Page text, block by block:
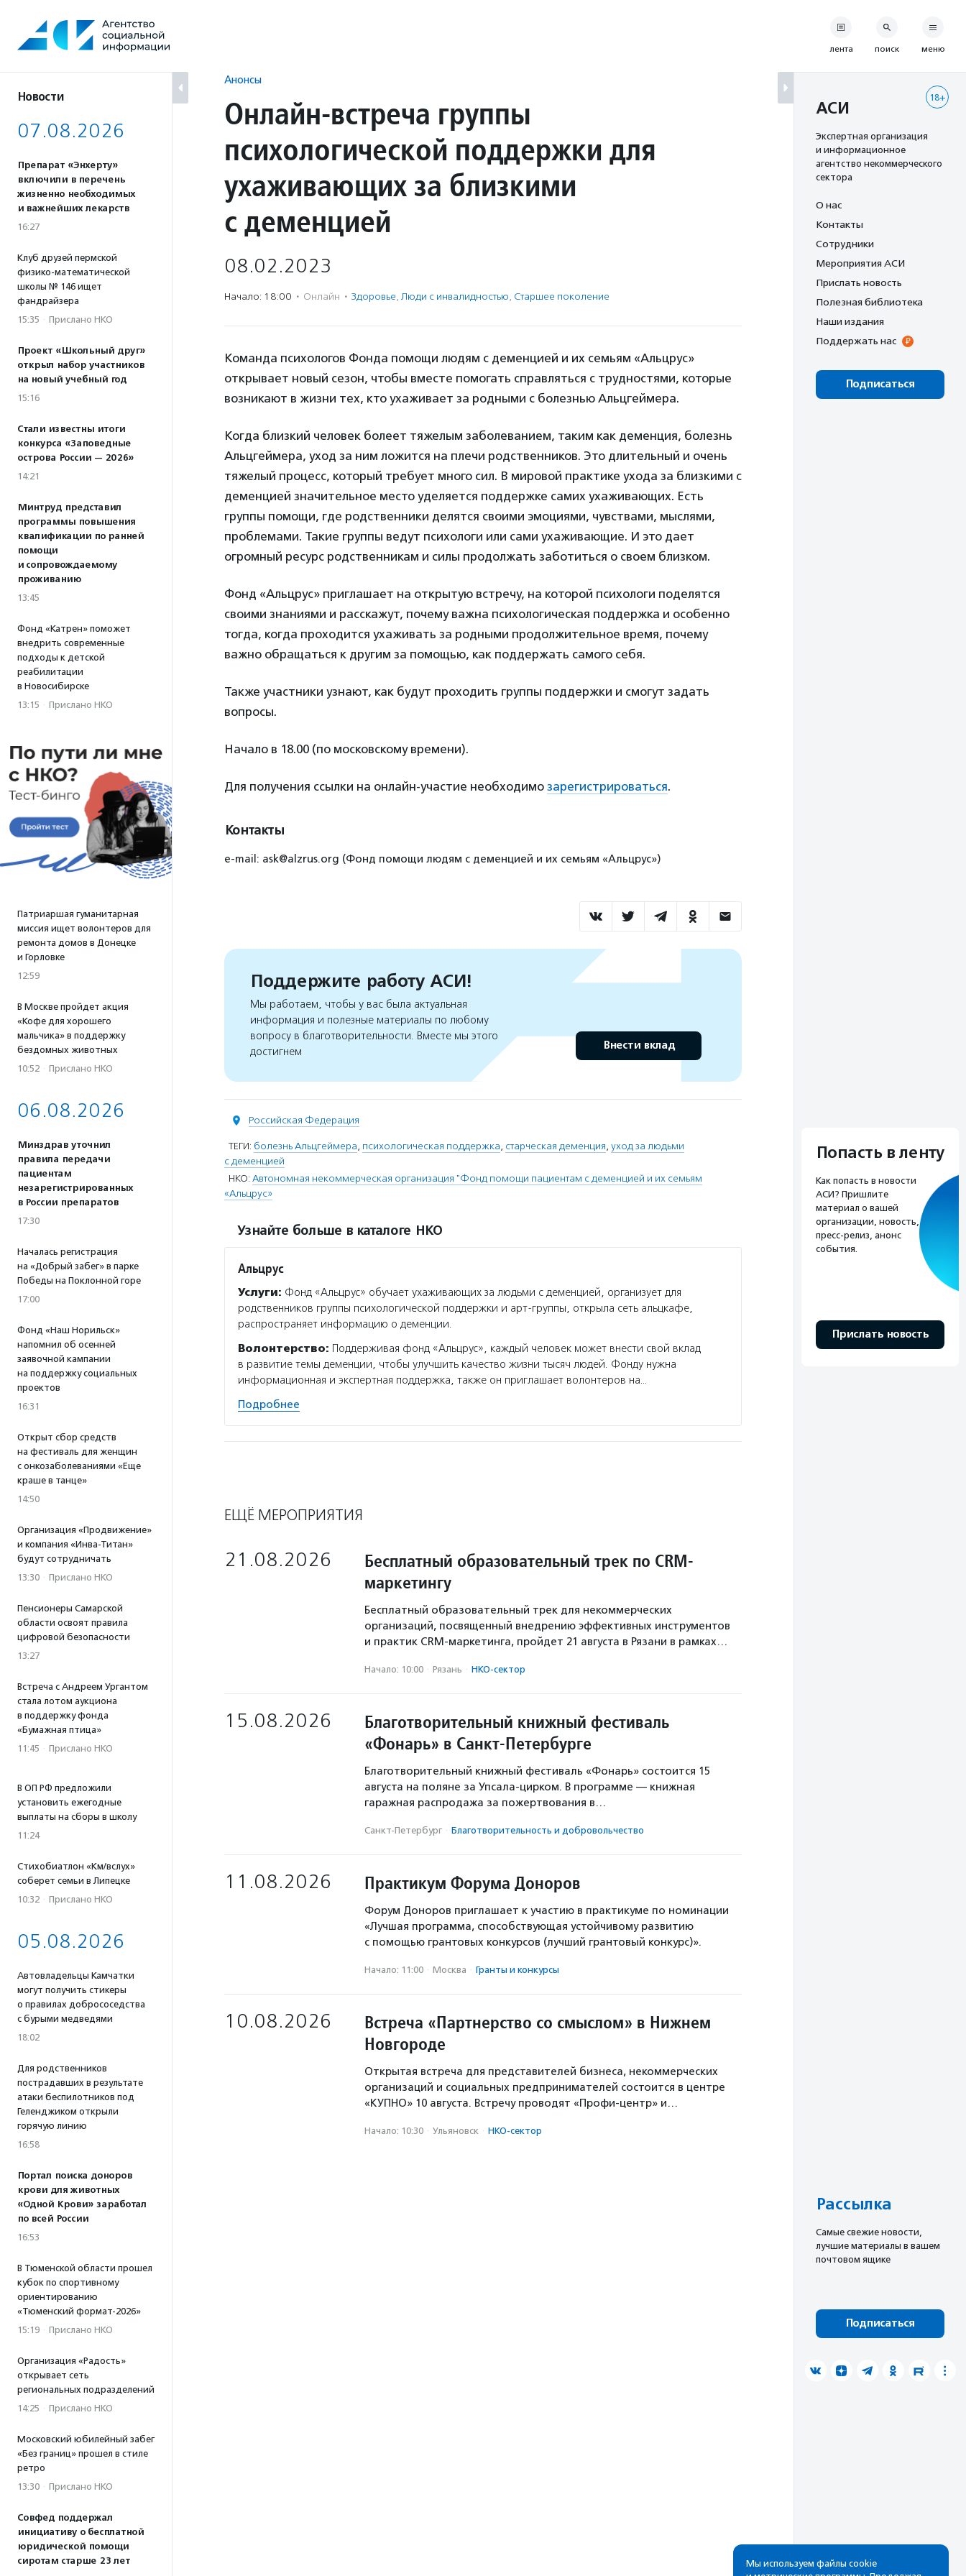
содержанию
Новости
07.08.2026
Препарат «Энхерту»
включили в перечень
жизненно необходимых
и важнейших лекарств
16:27
Клуб друзей пермской
физико-математической
школы № 146 ищет
фандрайзера
15:35 · Прислано НКО
Проект «Школьный друг»
открыл набор участников
на новый учебный год
15:16
Стали известны итоги
конкурса «Заповедные
острова России — 2026»
14:21
Минтруд представил
программы повышения
квалификации по ранней
помощи
и сопровождаемому
проживанию
13:45
Фонд «Катрен» поможет
внедрить современные
подходы к детской
реабилитации
в Новосибирске
13:15 · Прислано НКО
Патриаршая гуманитарная
миссия ищет волонтеров для
ремонта домов в Донецке
и Горловке
12:59
В Москве пройдет акция
«Кофе для хорошего
мальчика» в поддержку
бездомных животных
10:52 · Прислано НКО
06.08.2026
Минздрав уточнил
правила передачи
пациентам
незарегистрированных
в России препаратов
17:30
Началась регистрация
на «Добрый забег» в парке
Победы на Поклонной горе
17:00
Фонд «Наш Норильск»
напомнил об осенней
заявочной кампании
на поддержку социальных
проектов
16:31
Открыт сбор средств
на фестиваль для женщин
с онкозаболеваниями «Еще
краше в танце»
14:50
Организация «Продвижение»
и компания «Инва-Титан»
будут сотрудничать
13:30 · Прислано НКО
Пенсионеры Самарской
области освоят правила
цифровой безопасности
13:27
Встреча с Андреем Ургантом
стала лотом аукциона
в поддержку фонда
«Бумажная птица»
11:45 · Прислано НКО
В ОП РФ предложили
установить ежегодные
выплаты на сборы в школу
11:24
Стихобиатлон «Км/вслух»
соберет семьи в Липецке
10:32 · Прислано НКО
05.08.2026
Автовладельцы Камчатки
могут получить стикеры
о правилах добрососедства
с бурыми медведями
18:02
Для родственников
пострадавших в результате
атаки беспилотников под
Геленджиком открыли
горячую линию
16:58
Портал поиска доноров
крови для животных
«Одной Крови» заработал
по всей России
16:53
В Тюменской области прошел
кубок по спортивному
ориентированию
«Тюменский формат-2026»
15:19 · Прислано НКО
Организация «Радость»
открывает сеть
региональных подразделений
14:25 · Прислано НКО
Московский юбилейный забег
«Без границ» прошел в стиле
ретро
13:30 · Прислано НКО
Совфед поддержал
инициативу о бесплатной
юридической помощи
сиротам старше 23 лет
Анонсы
Онлайн-встреча группы
психологической поддержки для
ухаживающих за близкими
с деменцией
08.02.2023
Начало: 18:00 · Онлайн · Здоровье, Люди с инвалидностью, Старшее поколение
Команда психологов Фонда помощи людям с деменцией и их семьям «Альцрус»
открывает новый сезон, чтобы вместе помогать справляться с трудностями, которые
возникают в жизни тех, кто ухаживает за родными с болезнью Альцгеймера.
Когда близкий человек болеет тяжелым заболеванием, таким как деменция, болезнь
Альцгеймера, уход за ним ложится на плечи родственников. Это длительный и очень
тяжелый процесс, который требует много сил. В мировой практике ухода за близкими с
деменцией значительное место уделяется поддержке самих ухаживающих. Есть
группы помощи, где родственники делятся своими эмоциями, чувствами, мыслями,
проблемами. Такие группы ведут психологи или сами ухаживающие. И это дает
огромный ресурс родственникам и силы продолжать заботиться о своем близком.
Фонд «Альцрус» приглашает на открытую встречу, на которой психологи поделятся
своими знаниями и расскажут, почему важна психологическая поддержка и особенно
тогда, когда проходится ухаживать за родными продолжительное время, почему
важно обращаться к другим за помощью, как поддержать самого себя.
Также участники узнают, как будут проходить группы поддержки и смогут задать
вопросы.
Начало в 18.00 (по московскому времени).
Для получения ссылки на онлайн-участие необходимо зарегистрироваться.
Контакты
e-mail: ask@alzrus.org (Фонд помощи людям с деменцией и их семьям «Альцрус»)
Поддержите работу АСИ!
Мы работаем, чтобы у вас была актуальная
информация и полезные материалы по любому
вопросу в благотворительности. Вместе мы этого
достигнем
Внести вклад
Российская Федерация
ТЕГИ: болезнь Альцгеймера, психологическая поддержка, старческая деменция, уход за людьми
с деменцией
НКО: Автономная некоммерческая организация "Фонд помощи пациентам с деменцией и их семьям
«Альцрус»
Узнайте больше в каталоге НКО
Альцрус
Услуги: Фонд «Альцрус» обучает ухаживающих за людьми с деменцией, организует для
родственников группы психологической поддержки и арт-группы, открыла сеть альцкафе,
распространяет информацию о деменции.
Волонтерство: Поддерживая фонд «Альцрус», каждый человек может внести свой вклад
в развитие темы деменции, чтобы улучшить качество жизни тысяч людей. Фонду нужна
информационная и экспертная поддержка, также он приглашает волонтеров на…
Подробнее
ЕЩЁ МЕРОПРИЯТИЯ
21.08.2026
Бесплатный образовательный трек по CRM-
маркетингу
Бесплатный образовательный трек для некоммерческих
организаций, посвященный внедрению эффективных инструментов
и практик CRM-маркетинга, пройдет 21 августа в Рязани в рамках…
Начало: 10:00 · Рязань · НКО-сектор
15.08.2026
Благотворительный книжный фестиваль
«Фонарь» в Санкт-Петербурге
Благотворительный книжный фестиваль «Фонарь» состоится 15
августа на поляне за Упсала-цирком. В программе — книжная
гаражная распродажа за пожертвования в…
Санкт-Петербург · Благотвори­тель­ность и доброволь­чест­во
11.08.2026 Практикум Форума Доноров
Форум Доноров приглашает к участию в практикуме по номинации
«Лучшая программа, способствующая устойчивому развитию
с помощью грантовых конкурсов (лучший грантовый конкурс)».
Начало: 11:00 · Москва · Гранты и конкурсы
10.08.2026
Встреча «Партнерство со смыслом» в Нижнем
Новгороде
Открытая встреча для представителей бизнеса, некоммерческих
организаций и социальных предпринимателей состоится в центре
«КУПНО» 10 августа. Встречу проводят «Профи-центр» и…
Начало: 10:30 · Ульяновск · НКО-сектор
лента поиск меню
18+
АСИ
Экспертная организация
и информационное
агентство некоммерческого
сектора
О нас
Контакты
Сотрудники
Мероприятия АСИ
Прислать новость
Полезная библиотека
Наши издания
Поддержать нас
Подписаться
Попасть в ленту
Как попасть в новости
АСИ? Пришлите
материал о вашей
организации, новость,
пресс-релиз, анонс
события.
Прислать новость
Рассылка
Cамые свежие новости,
лучшие материалы в вашем
почтовом ящике
Подписаться
Мы используем файлы cookie